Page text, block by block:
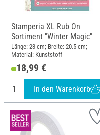
Stamperia XL Rub On
Sortiment "Winter Magic"
Länge: 23 cm; Breite: 20.5 cm;
Material: Kunststoff
18,99 €
In den Warenkorb